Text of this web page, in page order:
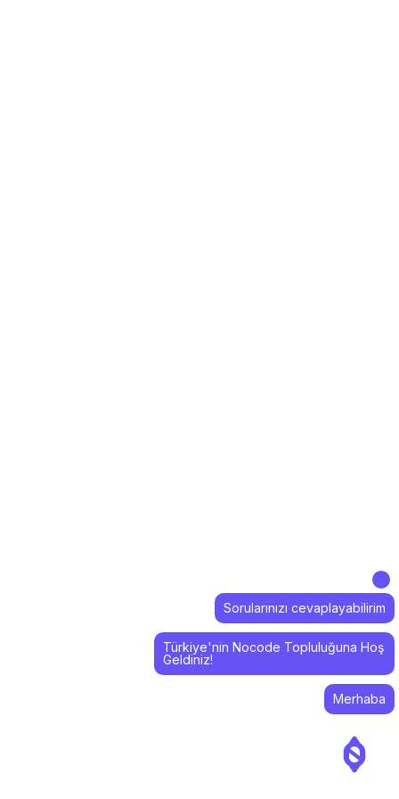
Merhaba
Türkiye'nin Nocode Topluluğuna Hoş
Geldiniz!
Sorularınızı cevaplayabilirim